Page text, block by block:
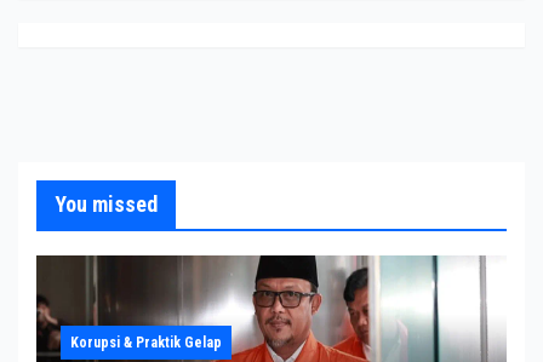
You missed
Korupsi & Praktik Gelap